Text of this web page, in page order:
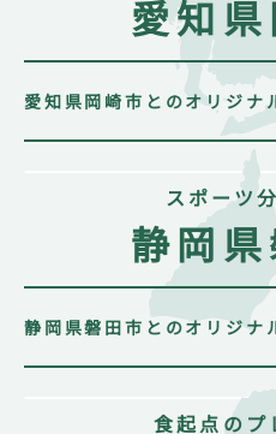
松山市と連携し、プレコ
「今日からプレコン」を
啓発活動を実施し、自治体
連携の取り組みを推進。（
コン」）
松山大学約6,000名への啓
学・企業による官民学連
松山市の大学学園祭でプ
活動の実施
済美高校と聖カタリナ大
フステージ教育を実施
愛知
愛知県岡崎市とのオリジナ
岡崎市内の4大学の学生に
アオンライン相談窓口の設
婚姻届出時にプレコンセ
子の提供
スポーツ
静岡
静岡県磐田市とのオリジナ
市民向け「プレコンセプ
結婚・妊娠・共育ての相
食起点のプ